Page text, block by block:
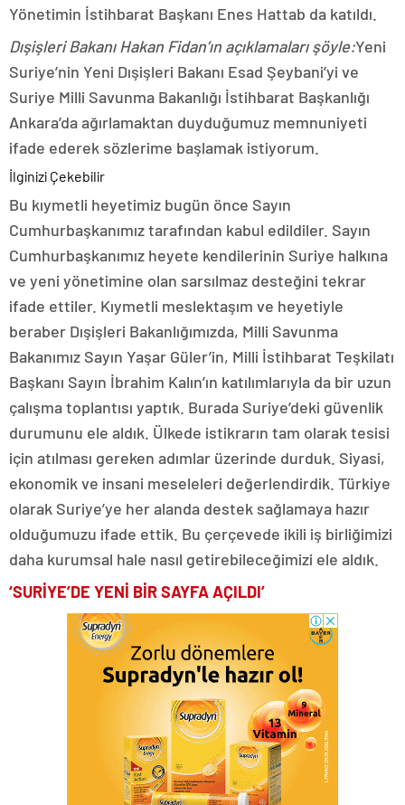
Yönetimin İstihbarat Başkanı Enes Hattab da katıldı.
Dışişleri Bakanı Hakan Fidan’ın açıklamaları şöyle:Yeni
Suriye’nin Yeni Dışişleri Bakanı Esad Şeybani’yi ve
Suriye Milli Savunma Bakanlığı İstihbarat Başkanlığı
Ankara’da ağırlamaktan duyduğumuz memnuniyeti
ifade ederek sözlerime başlamak istiyorum.
İlginizi Çekebilir
Bu kıymetli heyetimiz bugün önce Sayın
Cumhurbaşkanımız tarafından kabul edildiler. Sayın
Cumhurbaşkanımız heyete kendilerinin Suriye halkına
ve yeni yönetimine olan sarsılmaz desteğini tekrar
ifade ettiler. Kıymetli meslektaşım ve heyetiyle
beraber Dışişleri Bakanlığımızda, Milli Savunma
Bakanımız Sayın Yaşar Güler’in, Milli İstihbarat Teşkilatı
Başkanı Sayın İbrahim Kalın’ın katılımlarıyla da bir uzun
çalışma toplantısı yaptık. Burada Suriye’deki güvenlik
durumunu ele aldık. Ülkede istikrarın tam olarak tesisi
için atılması gereken adımlar üzerinde durduk. Siyasi,
ekonomik ve insani meseleleri değerlendirdik. Türkiye
olarak Suriye’ye her alanda destek sağlamaya hazır
olduğumuzu ifade ettik. Bu çerçevede ikili iş birliğimizi
daha kurumsal hale nasıl getirebileceğimizi ele aldık.
‘SURİYE’DE YENİ BİR SAYFA AÇILDI’